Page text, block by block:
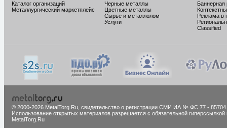
Каталог организаций
Металлургический маркетплейс
Черные металлы
Цветные металлы
Сырье и металлолом
Услуги
Баннерная
Реклама в
Classified
© 2000-2026 MetalTorg.Ru, cвидетельство о регистрации СМИ ИА № ФС 77 - 85704
Использование открытых материалов разрешается с обязательной гиперссылкой
MetalTorg.Ru